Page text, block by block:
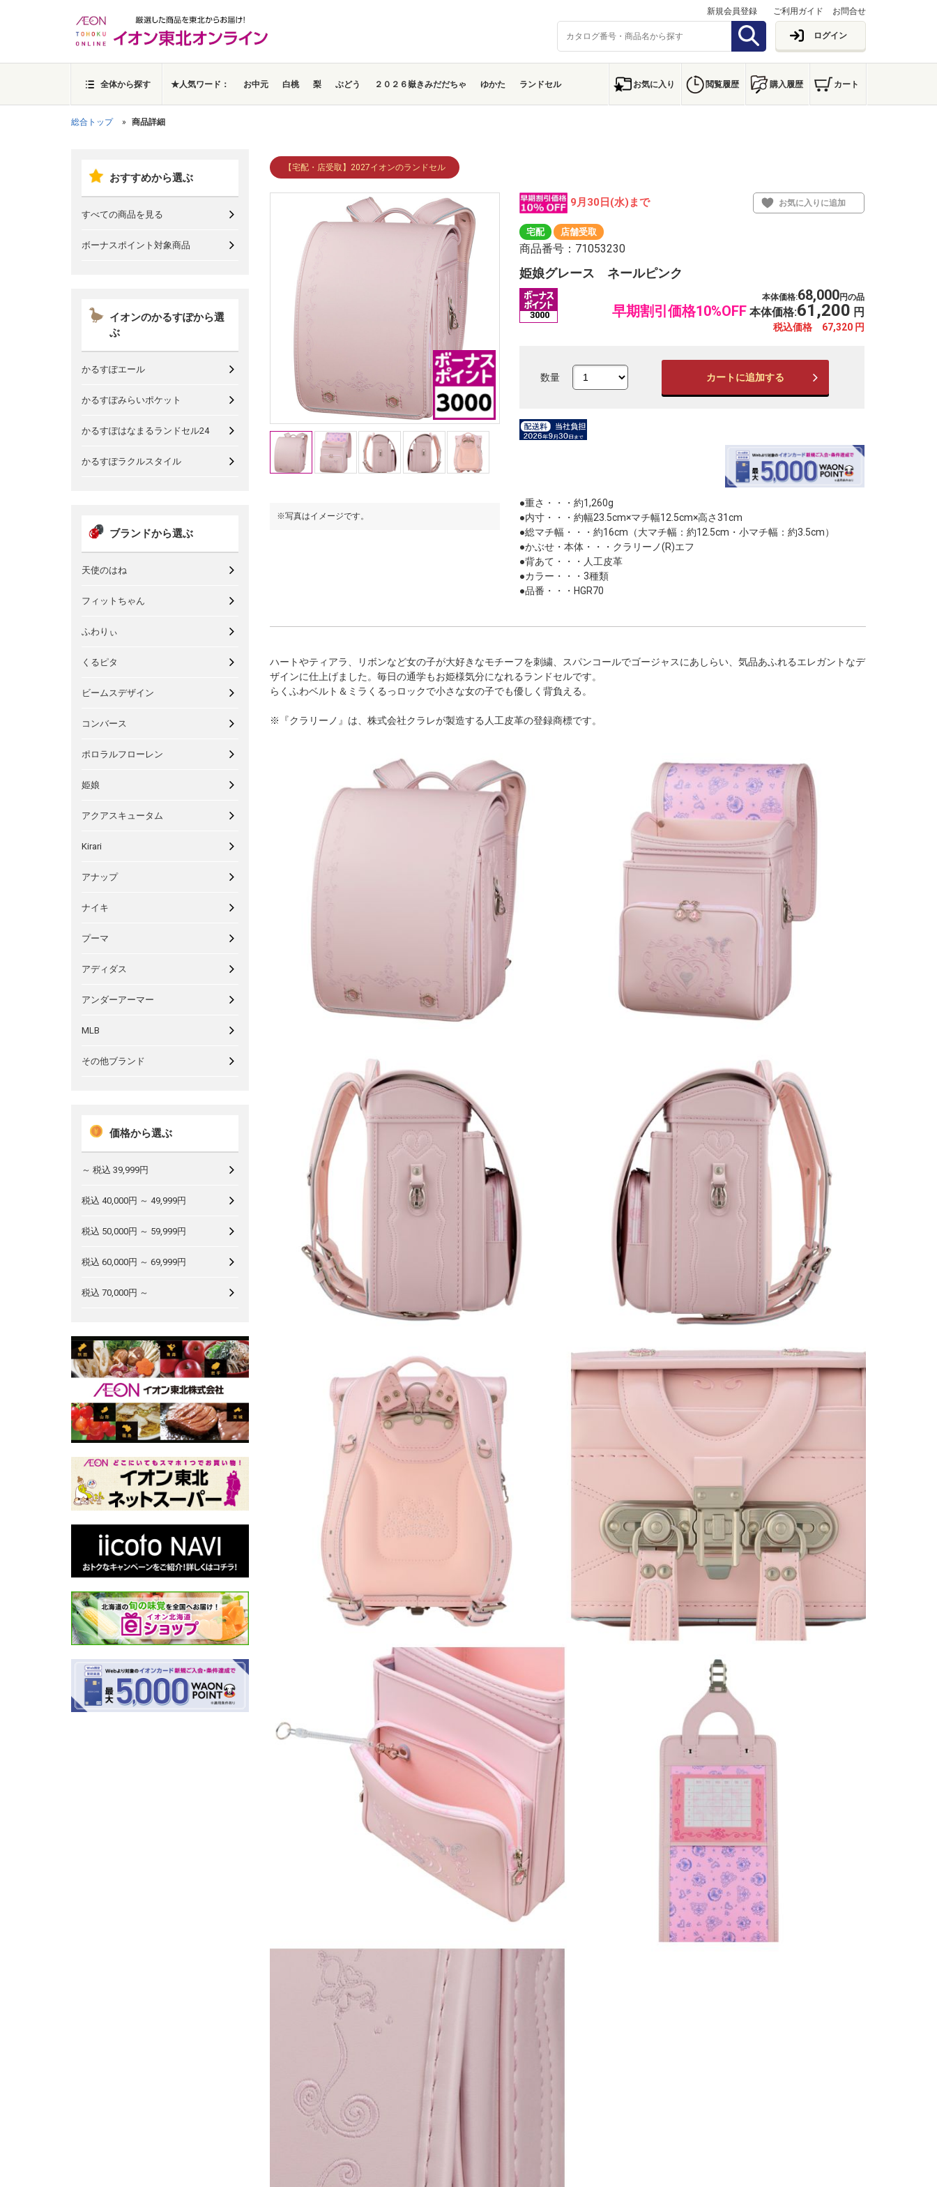
新規会員登録 ご利用ガイド お問合せ
ログイン
全体から探す ★人気ワード： お中元 白桃 梨 ぶどう ２０２６嶽きみだだちゃ ゆかた ランドセル お気に入り 閲覧履歴 購入履歴 カート
総合トップ 商品詳細
おすすめから選ぶ
すべての商品を見る
ボーナスポイント対象商品
イオンのかるすぽから選
ぶ
かるすぽエール
かるすぽみらいポケット
かるすぽはなまるランドセル24
かるすぽラクルスタイル
ブランドから選ぶ
天使のはね
フィットちゃん
ふわりぃ
くるピタ
ビームスデザイン
コンバース
ポロラルフローレン
姫娘
アクアスキュータム
Kirari
アナップ
ナイキ
プーマ
アディダス
アンダーアーマー
MLB
その他ブランド
価格から選ぶ
～ 税込 39,999円
税込 40,000円 ～ 49,999円
税込 50,000円 ～ 59,999円
税込 60,000円 ～ 69,999円
税込 70,000円 ～
【宅配・店受取】2027イオンのランドセル
※写真はイメージです。 ※写真はイメージです。 ※写真はイメージです。
9月30日(水)まで お気に入りに追加
宅配 店舗受取
商品番号：71053230
姫娘グレース ネールピンク
3000
本体価格:68,000円の品
早期割引価格10%OFF 本体価格:61,200 円
税込価格 67,320 円
数量 カートに追加する
●重さ・・・約1,260g
●内寸・・・約幅23.5cm×マチ幅12.5cm×高さ31cm
●総マチ幅・・・約16cm（大マチ幅：約12.5cm・小マチ幅：約3.5cm）
●かぶせ・本体・・・クラリーノ(R)エフ
●背あて・・・人工皮革
●カラー・・・3種類
●品番・・・HGR70
ハートやティアラ、リボンなど女の子が大好きなモチーフを刺繍、スパンコールでゴージャスにあしらい、気品あふれるエレガントなデ
ザインに仕上げました。毎日の通学もお姫様気分になれるランドセルです。
らくふわベルト＆ミラくるっロックで小さな女の子でも優しく背負える。
※『クラリーノ』は、株式会社クラレが製造する人工皮革の登録商標です。